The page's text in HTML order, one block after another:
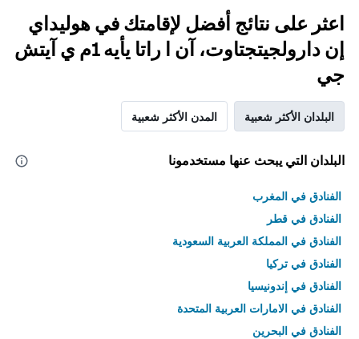
اعثر على نتائج أفضل لإقامتك في هوليداي
إن دارولجيتجتاوت، آن ا راتا يأيه 1م ي آيتش
جي
البلدان الأكثر شعبية المدن الأكثر شعبية
البلدان التي يبحث عنها مستخدمونا
الفنادق في المغرب
الفنادق في قطر
الفنادق في المملكة العربية السعودية
الفنادق في تركيا
الفنادق في إندونيسيا
الفنادق في الامارات العربية المتحدة
الفنادق في البحرين